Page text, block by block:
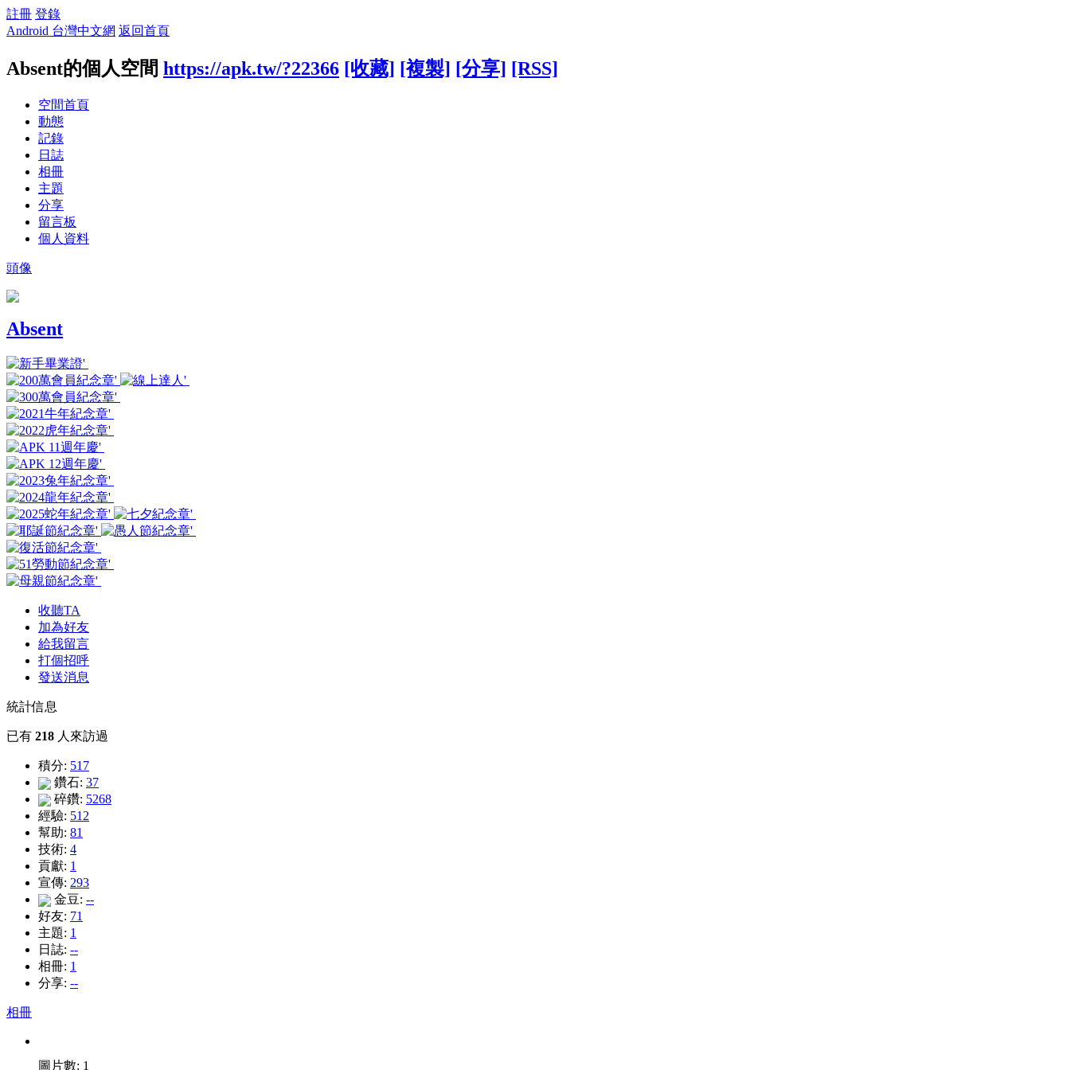
註冊 登錄
Android 台灣中文網 返回首頁
Absent的個人空間 https://apk.tw/?22366 [收藏] [複製] [分享] [RSS]
空間首頁
動態
記錄
日誌
相冊
主題
分享
留言板
個人資料
頭像
Absent
收聽TA
加為好友
給我留言
打個招呼
發送消息
統計信息
已有 218 人來訪過
積分: 517
鑽石: 37
碎鑽: 5268
經驗: 512
幫助: 81
技術: 4
貢獻: 1
宣傳: 293
金豆: --
好友: 71
主題: 1
日誌: --
相冊: 1
分享: --
相冊
圖片數: 1